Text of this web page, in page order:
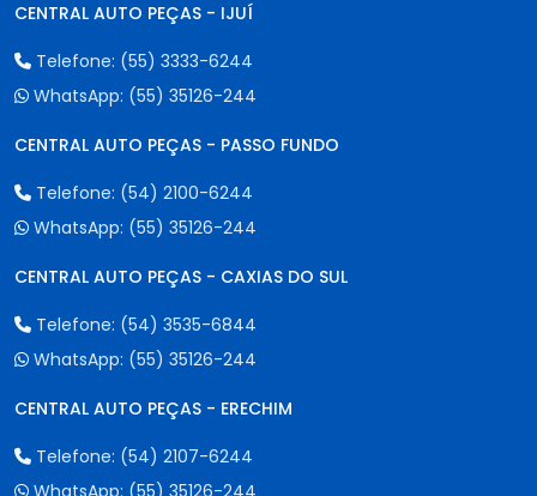
CENTRAL AUTO PEÇAS - IJUÍ
Telefone: (55) 3333-6244
WhatsApp: (55) 35126-244
CENTRAL AUTO PEÇAS - PASSO FUNDO
Telefone: (54) 2100-6244
WhatsApp: (55) 35126-244
CENTRAL AUTO PEÇAS - CAXIAS DO SUL
Telefone: (54) 3535-6844
WhatsApp: (55) 35126-244
CENTRAL AUTO PEÇAS - ERECHIM
Telefone: (54) 2107-6244